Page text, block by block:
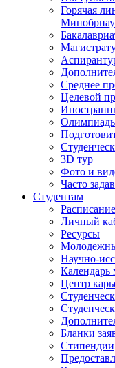
Горячая
Среднее
Целевой
3D тур
Фото и
Часто
Студентам
Расписание
Личный
Ресурсы
Научно-
Календарь
Центр
Бланки
Стипендии